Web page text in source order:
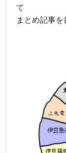
て
まとめ記事を